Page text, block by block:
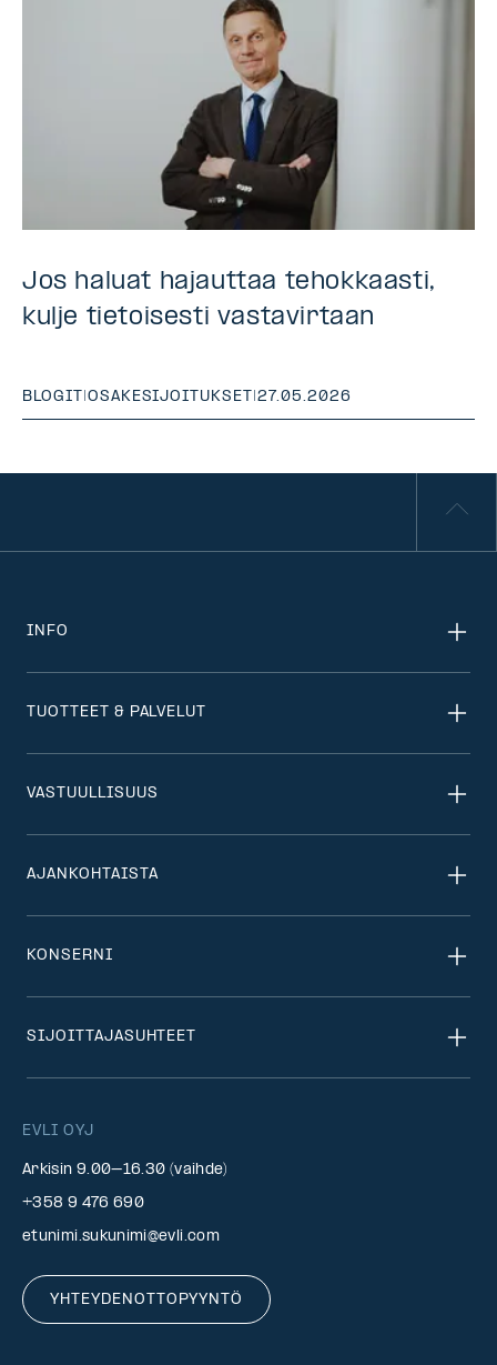
Jos haluat hajauttaa tehokkaasti,
kulje tietoisesti vastavirtaan
BLOGIT OSAKESIJOITUKSET |27.05.2026
EVLI OYJ
Arkisin 9.00–16.30 (vaihde)
+358 9 476 690
etunimi.sukunimi@evli.com
YHTEYDENOTTOPYYNTÖ
INFO
TUOTTEET & PALVELUT
VASTUULLISUUS
AJANKOHTAISTA
KONSERNI
SIJOITTAJASUHTEET